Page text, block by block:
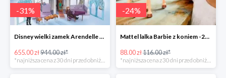
-31%
Disney wielki zamek Arendelle Frozen 2 -30%
655.00 zł944.00 zł*
-24%
Mattel lalka Barbie z koniem -24%
88.00 zł116.00 zł*